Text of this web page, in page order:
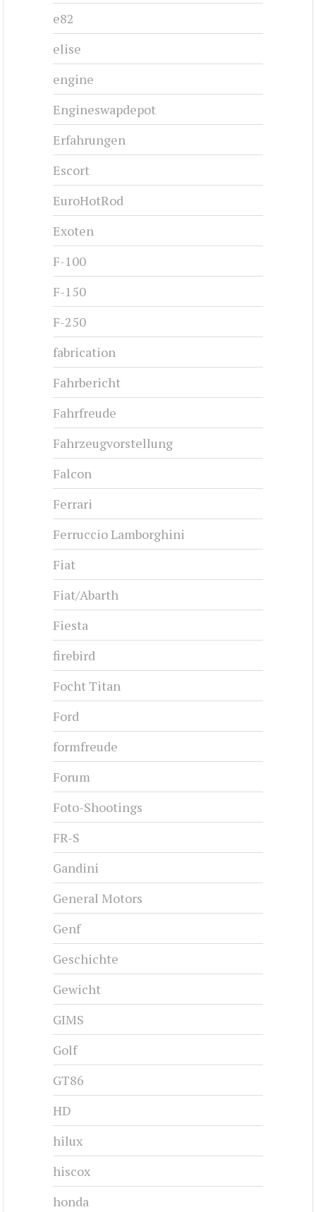
e82
elise
engine
Engineswapdepot
Erfahrungen
Escort
EuroHotRod
Exoten
F-100
F-150
F-250
fabrication
Fahrbericht
Fahrfreude
Fahrzeugvorstellung
Falcon
Ferrari
Ferruccio Lamborghini
Fiat
Fiat/Abarth
Fiesta
firebird
Focht Titan
Ford
formfreude
Forum
Foto-Shootings
FR-S
Gandini
General Motors
Genf
Geschichte
Gewicht
GIMS
Golf
GT86
HD
hilux
hiscox
honda